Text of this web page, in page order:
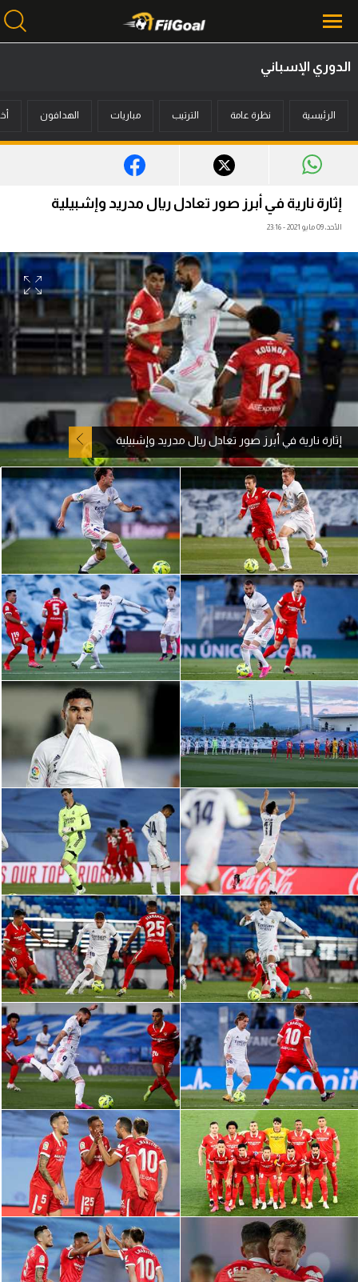
أخبار
ميركاتو
فانتازي في الجول
مسابقة التوقعات
فيديوهات
عدسات
آراء حرة
ركن الألعاب
بطولات
الدوري المصري
الدوري الإنجليزي الممتاز
الدوري الإسباني
الدوري الإيطالي
الدوري الألماني
الدوري التركي
الدوري الفرنسي
الدوري السعودي للمحترفين
دوري أبطال أوروبا
دوري أبطال إفريقيا
كل البطولات
أقسام
الكرة المصرية
الدوري المصري
الكرة الأوروبية
الكرة الإفريقية
منتخب مصر
سعودي في الجول
الدوري الإنجليزي
الدوري الإسباني
دوري أبطال أوروبا
القسم الثاني
رياضات أخرى
الدوري الإسباني
الرئيسية نظرة عامة الترتيب مباريات الهدافون
إثارة نارية في أبرز صور تعادل ريال مدريد وإشبيلية
الأحد، 09 مايو 2021 - 23:16
إثارة نارية في أبرز صور تعادل ريال مدريد وإشبيلية